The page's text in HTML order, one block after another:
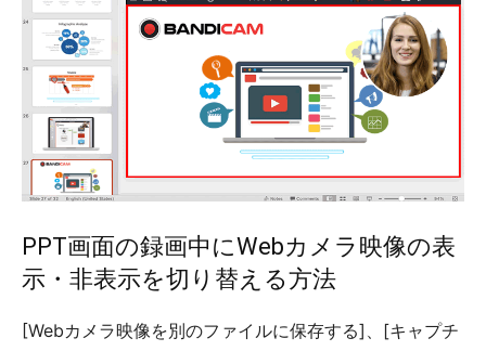
PPT画面の録画中にWebカメラ映像の表
示・非表示を切り替える方法
[Webカメラ映像を別のファイルに保存する]、[キャプチ